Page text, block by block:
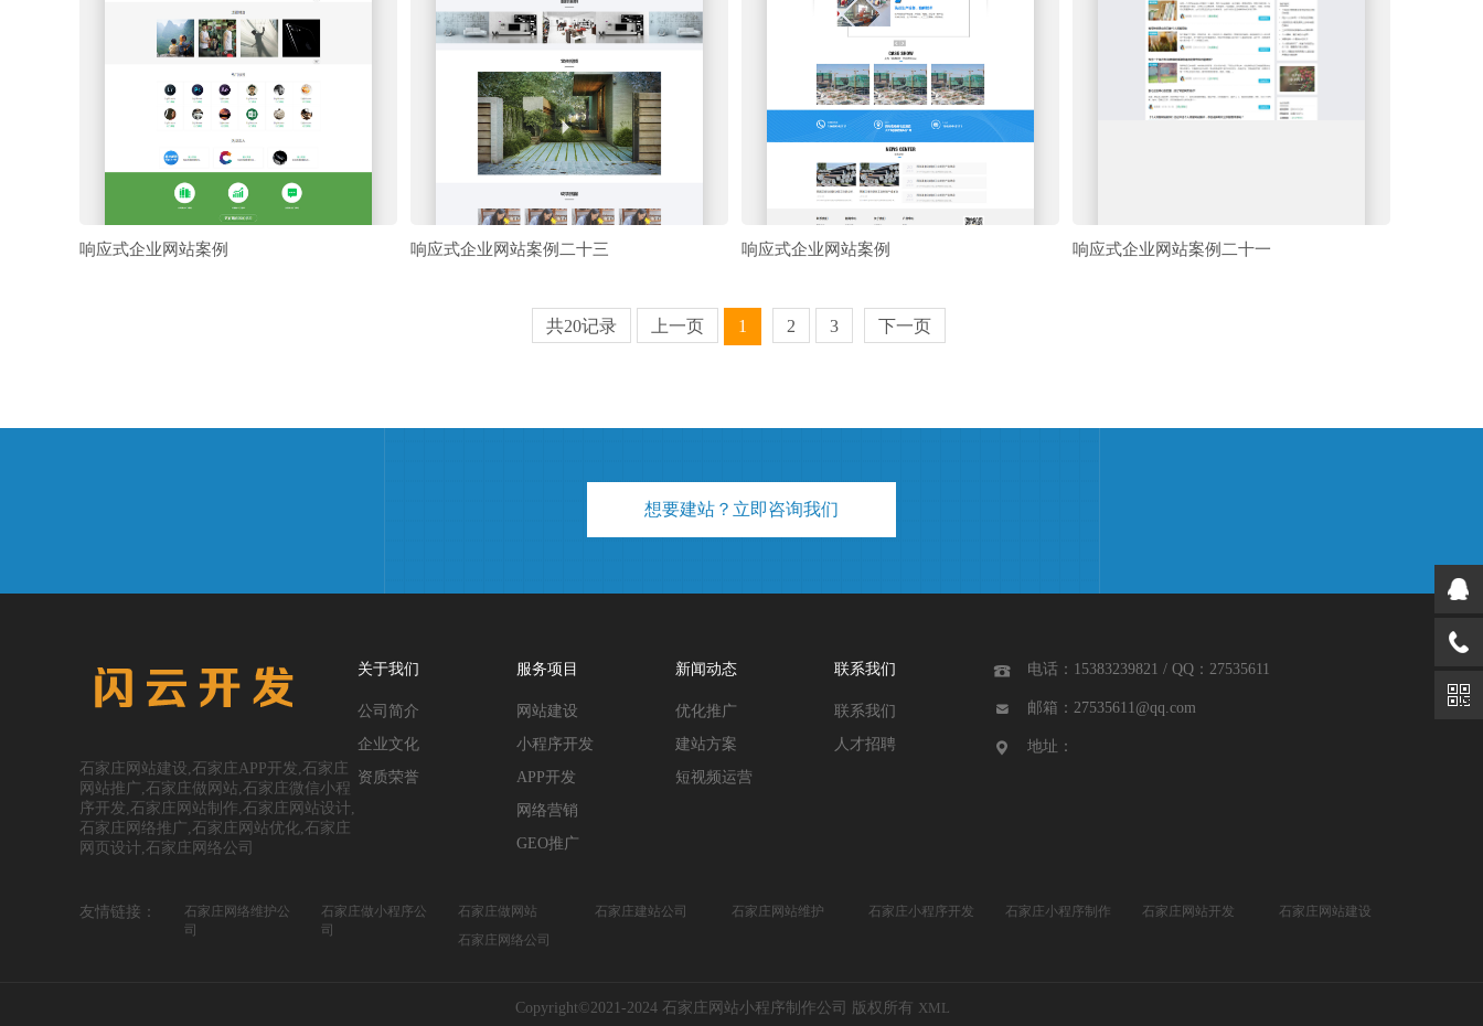
响应式企业网站案例 响应式企业网站案例二十三 响应式企业网站案例 响应式企业网站案例二十一
共20记录 上一页 1 2 3 下一页
想要建站？立即咨询我们
石家庄网站建设,石家庄APP开发,石家庄
网站推广,石家庄做网站,石家庄微信小程
序开发,石家庄网站制作,石家庄网站设计,
石家庄网络推广,石家庄网站优化,石家庄
网页设计,石家庄网络公司
关于我们
公司简介
企业文化
资质荣誉
服务项目
网站建设
小程序开发
APP开发
网络营销
GEO推广
新闻动态
优化推广
建站方案
短视频运营
联系我们
联系我们
人才招聘
 电话：15383239821 / QQ：27535611
 邮箱：27535611@qq.com
 地址：
友情链接：
石家庄网络维护公
司
石家庄做小程序公
司
石家庄做网站 石家庄建站公司 石家庄网站维护 石家庄小程序开发 石家庄小程序制作 石家庄网站开发
石家庄网站建设
石家庄网络公司
Copyright©2021-2024 石家庄网站小程序制作公司 版权所有 XML